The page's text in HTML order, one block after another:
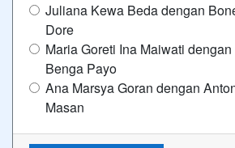
Juliana Kewa Beda dengan
Dore
Maria Goreti Ina Maiwati
Benga Payo
Ana Marsya Goran dengan
Masan